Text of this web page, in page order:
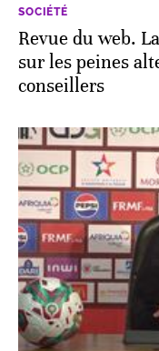
SOCIÉTÉ
Revue du web.
sur les peines
conseillers